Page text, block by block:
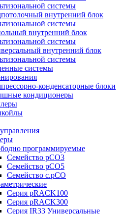
системы
внутренний блок
системы
внутренний блок
системы
внутренний блок
системы
системы
конденсаторные блоки
кондиционеры
программируемые
Семейство pCO3
Семейство pCO5
Семейство c.pCO
Серия pRACK100
Серия pRACK300
Серия IR33 Универсальные